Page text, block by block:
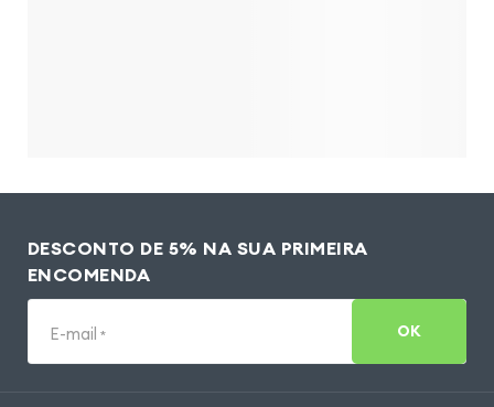
DESCONTO DE 5% NA SUA PRIMEIRA
ENCOMENDA
E-mail * OK